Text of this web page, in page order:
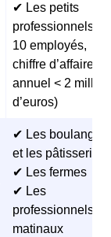
✔ Les petits
professionnels (<
10 employés,
chiffre d’affaires
annuel < 2
d’euros)
✔ Les
et les pâtisseries
✔ Les fermes
✔ Les
professionnels
matinaux